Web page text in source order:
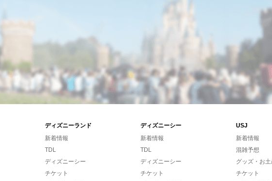
ディズニーランド ディズニーシー
USJ
新着情報
TDL
ディズニーシー
チケット
新着情報
TDL
ディズニーシー
チケット
新着情報
混雑予想
グッズ・お
チケット